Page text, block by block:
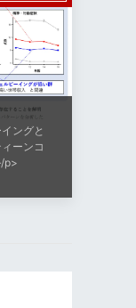
ングと
ーンコ
p>